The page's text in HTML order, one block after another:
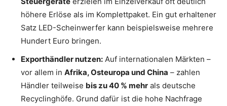
höhere Erlöse als im Komplettpaket. Ein gut erhaltener
Satz LED-Scheinwerfer kann beispielsweise mehrere
Hundert Euro bringen.
Exporthändler nutzen: Auf internationalen Märkten –
vor allem in Afrika, Osteuropa und China – zahlen
Händler teilweise bis zu 40 % mehr als deutsche
Recyclinghöfe. Grund dafür ist die hohe Nachfrage